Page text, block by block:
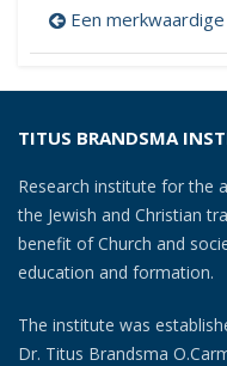
Post
navigation
Een merkwaardige
TITUS BRANDSMA
Research institute for the
the Jewish and Christian
benefit of Church and
education and formation.
The institute was
Dr. Titus Brandsma